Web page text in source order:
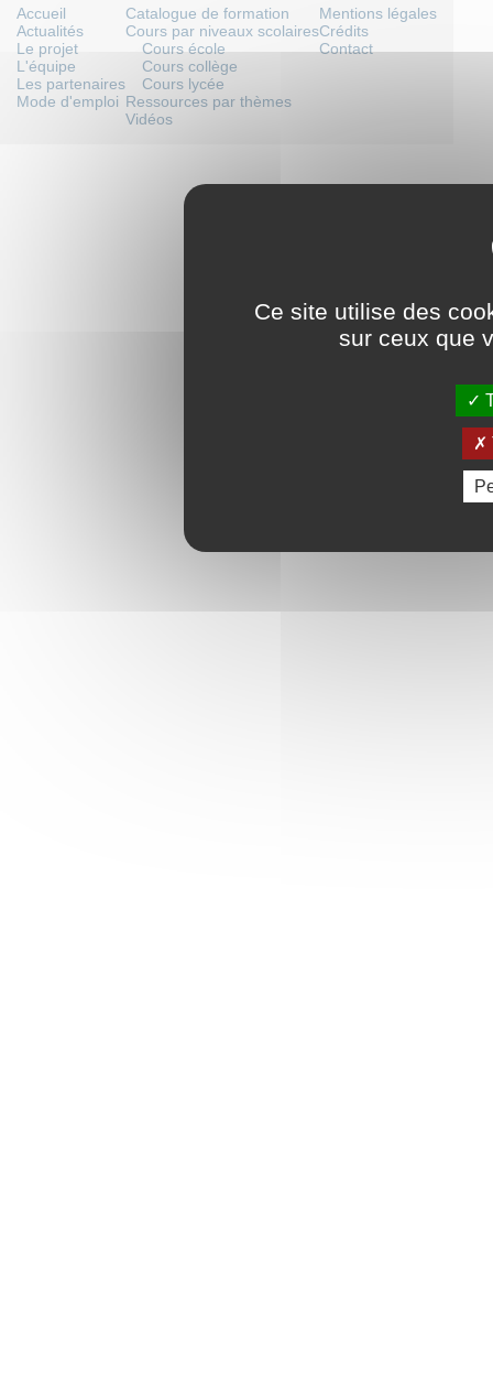
Accueil
Actualités
Le projet
L'équipe
Les partenaires
Mode d'emploi
Catalogue de formation
Cours par niveaux scolaires
Cours école
Cours collège
Cours lycée
Ressources par thèmes
Vidéos
Mentions légales
Crédits
Contact
Ce site utilise des
sur ceux que